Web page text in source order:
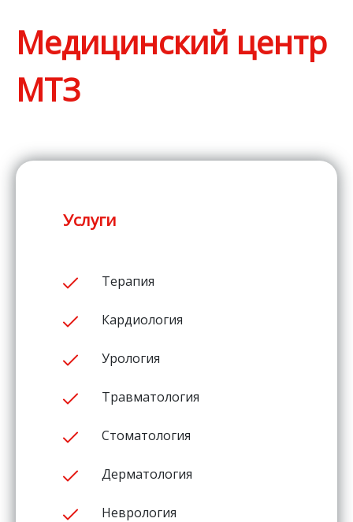
Медицинский центр
МТЗ
Услуги
Терапия
Кардиология
Урология
Травматология
Стоматология
Дерматология
Неврология